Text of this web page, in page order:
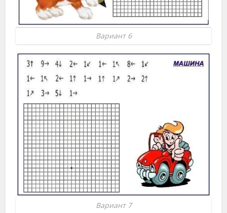
Вариант 6
Вариант 7